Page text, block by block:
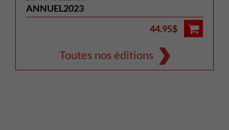
ANNUEL2023
44.95$
Toutes nos éditions